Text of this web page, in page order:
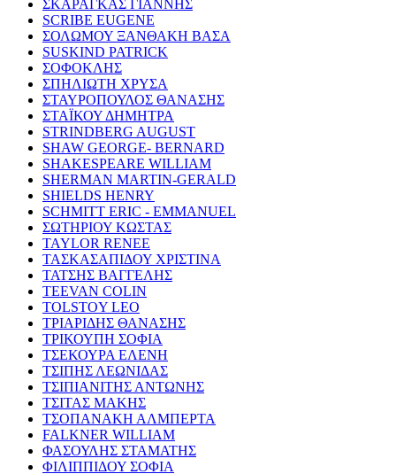
ΣΚΑΡΑΓΚΑΣ ΓΙΑΝΝΗΣ
SCRIBE EUGENE
ΣΟΛΩΜΟΥ ΞΑΝΘΑΚΗ ΒΑΣΑ
SUSKIND PATRICK
ΣΟΦΟΚΛΗΣ
ΣΠΗΛΙΩΤΗ ΧΡΥΣΑ
ΣΤΑΥΡΟΠΟΥΛΟΣ ΘΑΝΑΣΗΣ
ΣΤΑΪΚΟΥ ΔΗΜΗΤΡΑ
STRINDBERG AUGUST
SHAW GEORGE- BERNARD
SHAKESPEARE WILLIAM
SHERMAN MARTIN-GERALD
SHIELDS HENRY
SCHMITT ERIC - EMMANUEL
ΣΩΤΗΡΙΟΥ ΚΩΣΤΑΣ
TAYLOR RENEE
ΤΑΣΚΑΣΑΠΙΔΟΥ ΧΡΙΣΤΙΝΑ
ΤΑΤΣΗΣ ΒΑΓΓΕΛΗΣ
TEEVAN COLIN
TOLSTOY LEO
ΤΡΙΑΡΙΔΗΣ ΘΑΝΑΣΗΣ
ΤΡΙΚΟΥΠΗ ΣΟΦΙΑ
ΤΣΕΚΟΥΡΑ ΕΛΕΝΗ
ΤΣΙΠΗΣ ΛΕΩΝΙΔΑΣ
ΤΣΙΠΙΑΝΙΤΗΣ ΑΝΤΩΝΗΣ
ΤΣΙΤΑΣ ΜΑΚΗΣ
ΤΣΟΠΑΝΑΚΗ ΑΛΜΠΕΡΤΑ
FALKNER WILLIAM
ΦΑΣΟΥΛΗΣ ΣΤΑΜΑΤΗΣ
ΦΙΛΙΠΠΙΔΟΥ ΣΟΦΙΑ